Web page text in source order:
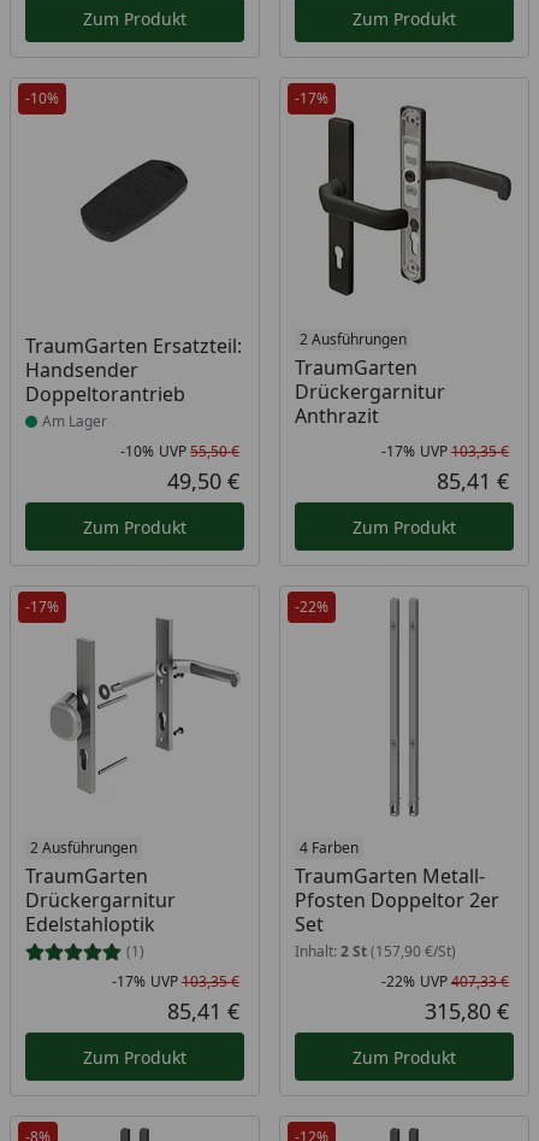
Zum Produkt Zum Produkt
-10%
TraumGarten Ersatzteil:
Handsender
Doppeltorantrieb
Produkt am Lager
Am Lager
Rabatt in Prozent
-10%
Ursprünglicher Preis
UVP55,50 €
Aktueller Preis
49,50 €
Zum Produkt
-17%
2 Ausführungen
TraumGarten
Drückergarnitur
Anthrazit
-17% UVP103,35 €
85,41 €
Zum Produkt
-17%
2 Ausführungen
TraumGarten
Drückergarnitur
Edelstahloptik
(1)
Rabatt in Prozent
-17%
Ursprünglicher Preis
UVP103,35 €
Aktueller Preis
85,41 €
Zum Produkt
-22%
4 Farben
TraumGarten Metall-
Pfosten Doppeltor 2er
Set
Inhalt: 2 St(157,90 €/St)
-22% UVP407,33 €
315,80 €
Zum Produkt
-8% -12%